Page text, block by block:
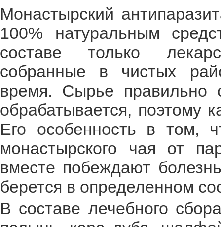
Монастырский
100% натуральным
составе только
собранные в чистых
время. Сырье правильно
обрабатывается, поэтому
Его особенность в том,
монастырского чая от
вместе побеждают
берется в определенном
В составе лечебного